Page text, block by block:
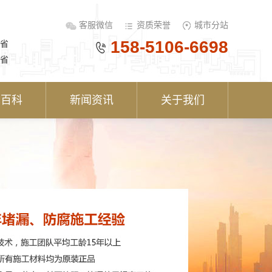
客服微信 资质荣誉 城市分站
158-5106-6698
科 新闻资讯 关于我们